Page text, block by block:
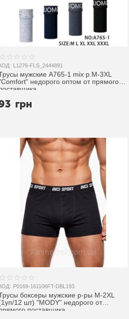
L1276-FLS_2444891
мужские A765-1 mix р.M-3XL
недорого оптом от прямого
грн
P0169-161106FT-DBL193
боксеры мужские р-ры M-2XL
12 шт) "MODY" недорого от
поставщика